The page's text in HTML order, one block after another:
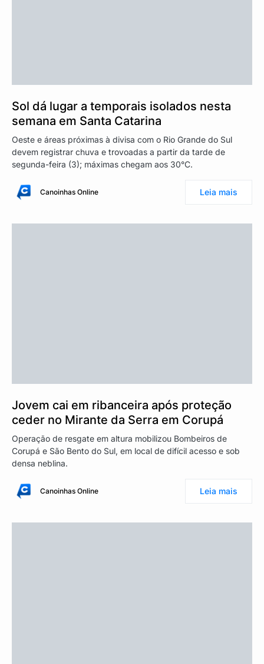
Sol dá lugar a temporais isolados nesta
semana em Santa Catarina
Oeste e áreas próximas à divisa com o Rio Grande do Sul
devem registrar chuva e trovoadas a partir da tarde de
segunda-feira (3); máximas chegam aos 30°C.
Canoinhas Online Leia mais
Jovem cai em ribanceira após proteção
ceder no Mirante da Serra em Corupá
Operação de resgate em altura mobilizou Bombeiros de
Corupá e São Bento do Sul, em local de difícil acesso e sob
densa neblina.
Canoinhas Online Leia mais